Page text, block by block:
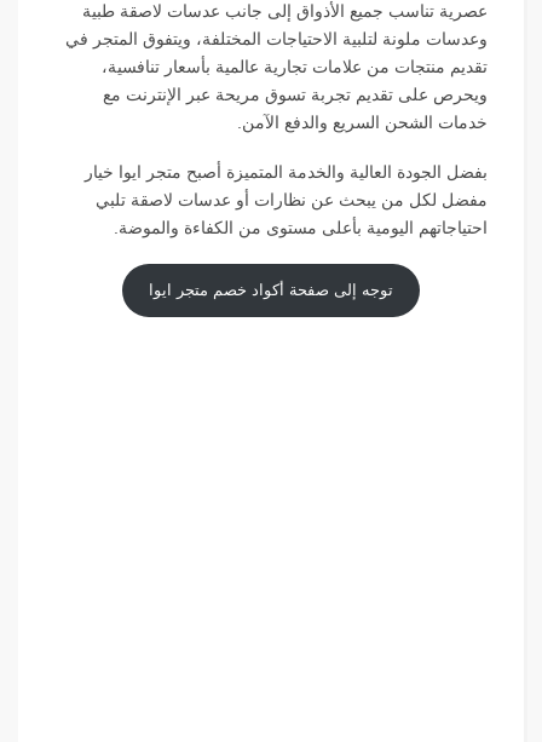
عصرية تناسب جميع الأذواق إلى جانب عدسات لاصقة طبية
وعدسات ملونة لتلبية الاحتياجات المختلفة، ويتفوق المتجر في
تقديم منتجات من علامات تجارية عالمية بأسعار تنافسية،
ويحرص على تقديم تجربة تسوق مريحة عبر الإنترنت مع
خدمات الشحن السريع والدفع الآمن.
بفضل الجودة العالية والخدمة المتميزة أصبح متجر ايوا خيار
مفضل لكل من يبحث عن نظارات أو عدسات لاصقة تلبي
احتياجاتهم اليومية بأعلى مستوى من الكفاءة والموضة.
توجه إلى صفحة أكواد خصم متجر ايوا